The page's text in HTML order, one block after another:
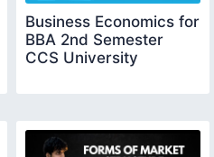
Business Economics for
BBA 2nd Semester
CCS University